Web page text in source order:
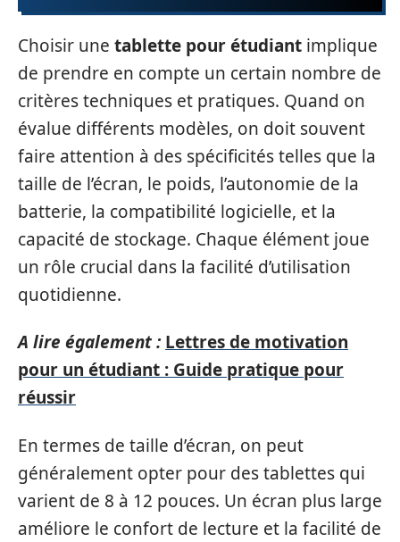
Choisir une tablette pour étudiant implique
de prendre en compte un certain nombre de
critères techniques et pratiques. Quand on
évalue différents modèles, on doit souvent
faire attention à des spécificités telles que la
taille de l’écran, le poids, l’autonomie de la
batterie, la compatibilité logicielle, et la
capacité de stockage. Chaque élément joue
un rôle crucial dans la facilité d’utilisation
quotidienne.
A lire également : Lettres de motivation
pour un étudiant : Guide pratique pour
réussir
En termes de taille d’écran, on peut
généralement opter pour des tablettes qui
varient de 8 à 12 pouces. Un écran plus large
améliore le confort de lecture et la facilité de